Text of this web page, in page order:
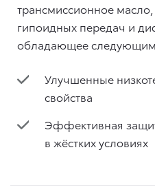
трансмиссионное
гипоидных передач и
обладающее
Улучшенные
свойства
Эффективная
в жёстких условиях